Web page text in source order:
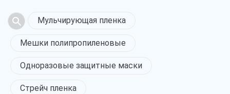
Мульчирующая пленка
Мешки полипропиленовые
Одноразовые защитные маски
Стрейч пленка